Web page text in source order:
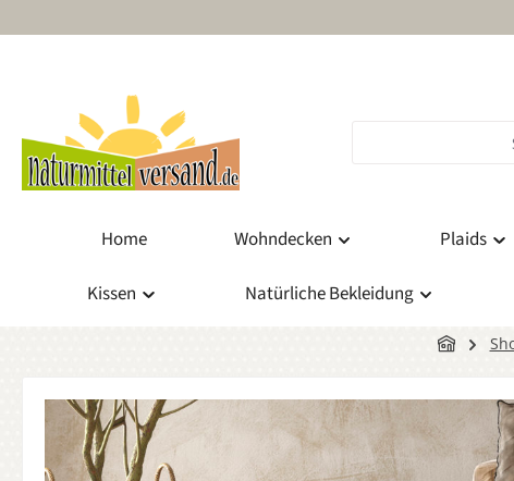
Home Wohndecken Plaids
Kissen Natürliche Bekleidung